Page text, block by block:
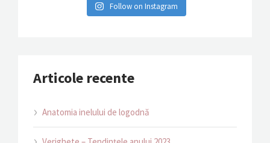
Follow on Instagram
Articole recente
Anatomia inelului de logodnă